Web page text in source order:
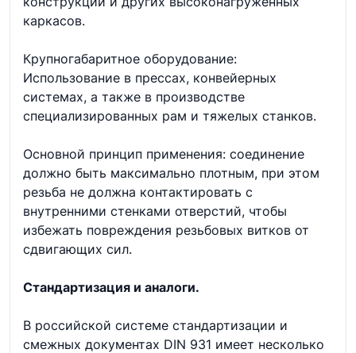
каркасов.
Крупногабаритное оборудование:
Использование в прессах, конвейерных
системах, а также в производстве
специализированных рам и тяжелых станков.
Основной принцип применения: соединение
должно быть максимально плотным, при этом
резьба не должна контактировать с
внутренними стенками отверстий, чтобы
избежать повреждения резьбовых витков от
сдвигающих сил.
Стандартизация и аналоги.
В российской системе стандартизации и
смежных документах DIN 931 имеет несколько